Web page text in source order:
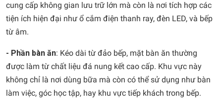
cung cấp không gian lưu trữ lớn mà còn là nơi tích hợp các
tiện ích hiện đại như ổ cắm điện thanh ray, đèn LED, và bếp
từ âm.
- Phần bàn ăn: Kéo dài từ đảo bếp, mặt bàn ăn thường
được làm từ chất liệu đá nung kết cao cấp. Khu vực này
không chỉ là nơi dùng bữa mà còn có thể sử dụng như bàn
làm việc, góc học tập, hay khu vực tiếp khách trong bếp.